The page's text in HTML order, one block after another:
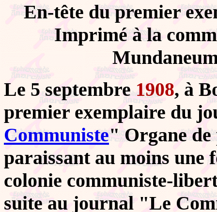
En-tête du premier
Imprimé à la
Le 5 septembre1908, à
premier exemplaire du
Communiste" Organe de
paraissant au moins une
colonie communiste-
suite au journal "Le